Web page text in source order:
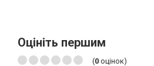
Оцініть першим
(0 оцінок)